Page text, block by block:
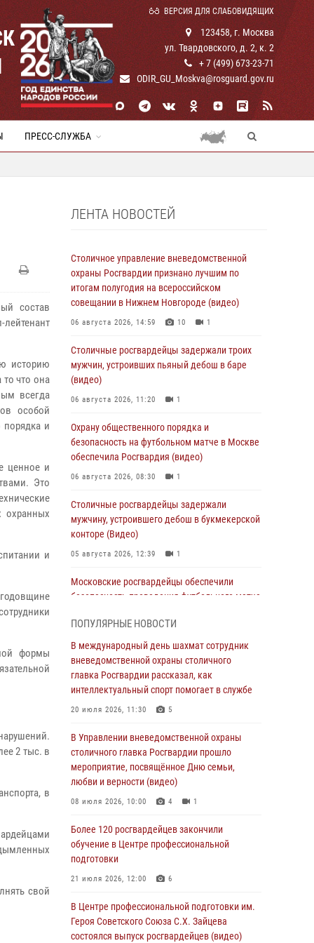
ВЕРСИЯ ДЛЯ СЛАБОВИДЯЩИХ
123458, г. Москва
ул. Твардовского, д. 2, к. 2
+ 7 (499) 673-23-71
ODIR_GU_Moskva@rosguard.gov.ru
ПРЕСС-СЛУЖБА
состав
историю
что она
всегда
особой
и
ценное и
Это
охранных
и
формы
2 тыс. в
в
свой
ЛЕНТА НОВОСТЕЙ
Столичное управление вневедомственной
охраны Росгвардии признано лучшим по
итогам полугодия на всероссийском
совещании в Нижнем Новгороде (видео)
06 августа 2026, 14:59 10 1
Столичные росгвардейцы задержали троих
мужчин, устроивших пьяный дебош в баре
(видео)
06 августа 2026, 11:20 1
Охрану общественного порядка и
безопасность на футбольном матче в Москве
обеспечила Росгвардия (видео)
06 августа 2026, 08:30 1
Столичные росгвардейцы задержали
мужчину, устроившего дебош в букмекерской
конторе (Видео)
05 августа 2026, 12:39 1
Московские росгвардейцы обеспечили
безопасность проведения футбольного матча
Делегация МВД Республики Беларусь
ознакомилась с передовыми методами
работы Росгвардии в Москве (видео)
04 августа 2026, 18:16
В столичном главке Росгвардии завершился
чемпионат по самбо и боевому самбо.
(видео)
04 августа 2026, 14:00 7
эфира на «Радио Москвы» и рассказал о
работе дежурных частей
04 августа 2026, 12:28
подозреваемого в нападении на охранника
торгового центра (видео)
04 августа 2026, 08:26 1
ПОПУЛЯРНЫЕ НОВОСТИ
В международный день шахмат сотрудник
вневедомственной охраны столичного
главка Росгвардии рассказал, как
интеллектуальный спорт помогает в службе
20 июля 2026, 11:30 5
В Управлении вневедомственной охраны
столичного главка Росгвардии прошло
мероприятие, посвящённое Дню семьи,
любви и верности (видео)
08 июля 2026, 10:00 4 1
Более 120 росгвардейцев закончили
обучение в Центре профессиональной
подготовки
21 июля 2026, 12:00 6
В Центре профессиональной подготовки им.
Героя Советского Союза С.Х. Зайцева
состоялся выпуск росгвардейцев (видео)